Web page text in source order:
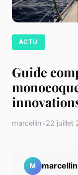
ACTU
Guide
marcellin•22 juillet
M marcellin